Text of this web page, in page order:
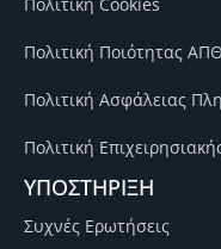
Πολιτική Ποιότητας ΑΠΘ
Πολιτική Ασφάλειας
Πολιτική
ΥΠΟΣΤΗΡΙΞΗ
Συχνές Ερωτήσεις